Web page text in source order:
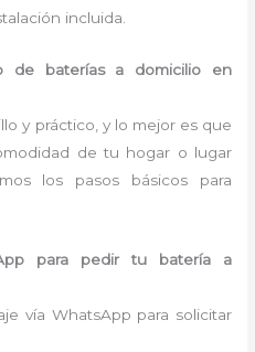
incluida.
de baterías a domicilio en
y práctico, y lo mejor es que
de tu hogar o lugar
los pasos básicos para
para pedir tu batería a
vía WhatsApp para solicitar